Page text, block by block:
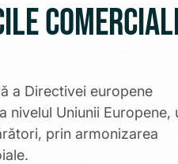
a Directivei europene
nivelul Uniunii Europene,
prin armonizarea